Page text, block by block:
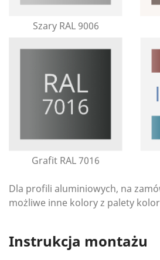
Szary RAL 9006
Grafit RAL 7016
Dla profili aluminiowych, na
możliwe inne kolory z palety
Instrukcja montażu